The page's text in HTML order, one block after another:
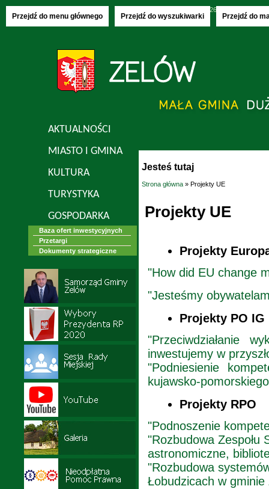
Przejdź do menu głównego Przejdź do wyszukiwarki Przejdź do
Poniedziałek, 10.08.2026
AKTUALNOŚCI
MIASTO I GMINA
KULTURA
TURYSTYKA
GOSPODARKA
Baza ofert inwestycyjnych
Przetargi
Dokumenty strategiczne
Jesteś tutaj
Strona główna » Projekty UE
Projekty UE
Projekty
"How did EU change
"Jesteśmy
Projekty PO IG
"Przeciwdziałanie
inwestujemy w
"Podniesienie
kujawsko-
Projekty RPO
"Podnoszenie
"Rozbudowa Zespołu
astronomiczne,
"Rozbudowa
Łobudzicach w gminie